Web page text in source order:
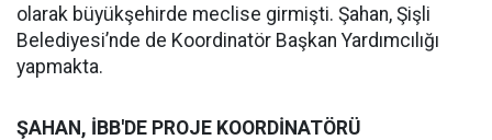
olarak büyükşehirde meclise girmişti. Şahan, Şişli
Belediyesi’nde de Koordinatör Başkan Yardımcılığı
yapmakta.
ŞAHAN, İBB'DE PROJE KOORDİNATÖRÜ